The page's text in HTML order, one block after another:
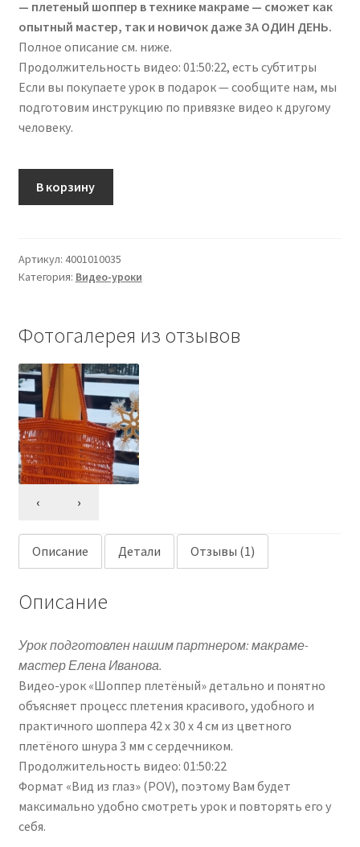
— плетеный шоппер в технике макраме — сможет как
опытный мастер, так и новичок даже ЗА ОДИН ДЕНЬ.
Полное описание см. ниже.
Продолжительность видео: 01:50:22, есть субтитры
Если вы покупаете урок в подарок — сообщите нам, мы
подготовим инструкцию по привязке видео к другому
человеку.
В корзину
Артикул: 4001010035
Категория: Видео-уроки
Фотогалерея из отзывов
‹ ›
Описание Детали Отзывы (1)
Описание
Урок подготовлен нашим партнером: макраме-
мастер Елена Иванова.
Видео-урок «Шоппер плетёный» детально и понятно
объясняет процесс плетения красивого, удобного и
практичного шоппера 42 х 30 х 4 см из цветного
плетёного шнура 3 мм с сердечником.
Продолжительность видео: 01:50:22
Формат «Вид из глаз» (POV), поэтому Вам будет
максимально удобно смотреть урок и повторять его у
себя.